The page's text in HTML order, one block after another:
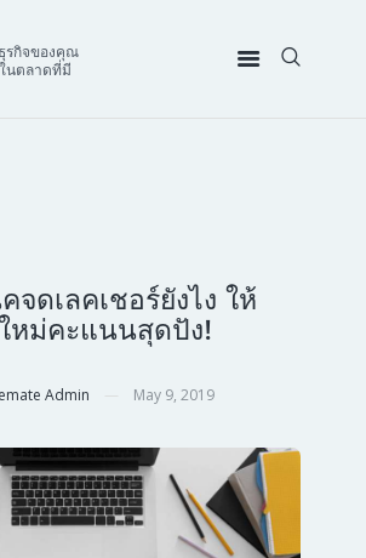
รกิจของคุณ
นตลาดที่มี
จดเลคเชอร์ยังไง ให้
หม่คะแนนสุดปัง!
Admin May 9, 2019